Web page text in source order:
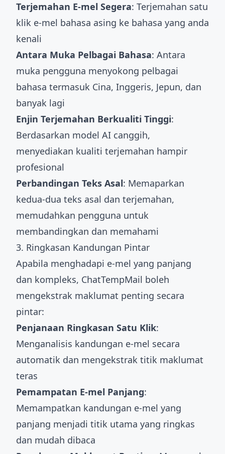
Terjemahan E-mel Segera: Terjemahan satu
klik e-mel bahasa asing ke bahasa yang anda
kenali
Antara Muka Pelbagai Bahasa: Antara
muka pengguna menyokong pelbagai
bahasa termasuk Cina, Inggeris, Jepun, dan
banyak lagi
Enjin Terjemahan Berkualiti Tinggi:
Berdasarkan model AI canggih,
menyediakan kualiti terjemahan hampir
profesional
Perbandingan Teks Asal: Memaparkan
kedua-dua teks asal dan terjemahan,
memudahkan pengguna untuk
membandingkan dan memahami
3. Ringkasan Kandungan Pintar
Apabila menghadapi e-mel yang panjang
dan kompleks, ChatTempMail boleh
mengekstrak maklumat penting secara
pintar:
Penjanaan Ringkasan Satu Klik:
Menganalisis kandungan e-mel secara
automatik dan mengekstrak titik maklumat
teras
Pemampatan E-mel Panjang:
Memampatkan kandungan e-mel yang
panjang menjadi titik utama yang ringkas
dan mudah dibaca